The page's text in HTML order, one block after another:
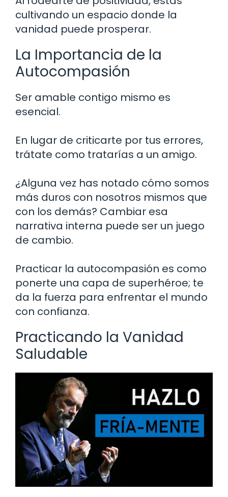
cultivando un espacio donde la
vanidad puede prosperar.
La Importancia de la
Autocompasión
Ser amable contigo mismo es
esencial.
En lugar de criticarte por tus errores,
trátate como tratarías a un amigo.
¿Alguna vez has notado cómo somos
más duros con nosotros mismos que
con los demás? Cambiar esa
narrativa interna puede ser un juego
de cambio.
Practicar la autocompasión es como
ponerte una capa de superhéroe; te
da la fuerza para enfrentar el mundo
con confianza.
Practicando la Vanidad
Saludable